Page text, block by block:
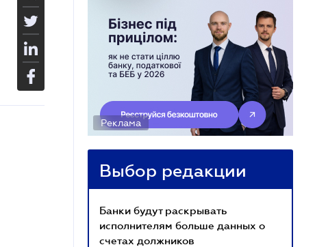
Реклама
Выбор редакции
Банки будут раскрывать
исполнителям больше данных о
счетах должников